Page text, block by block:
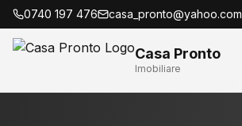
0740 197 476 casa_pronto@yahoo.com
Casa Pronto
Imobiliare